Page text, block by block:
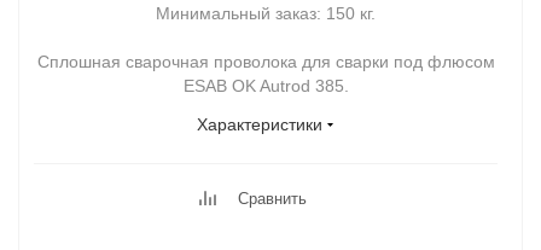
Минимальный заказ: 150 кг.
Сплошная сварочная проволока для сварки под флюсом
ESAB OK Autrod 385.
Характеристики
Сравнить